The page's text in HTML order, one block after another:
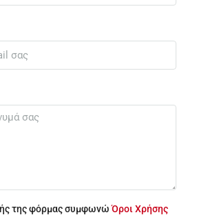
της φόρμας συμφωνώΌροι Χρήσης